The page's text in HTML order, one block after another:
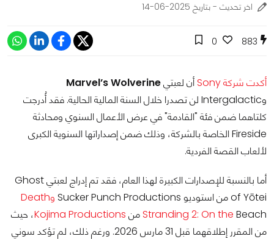
اخر تحديث - بتاريخ 2025-06-14
883
0
أكدت شركة Sony أن لعبتيMarvel’s Wolverine
وIntergalactic لن تصدرا خلال السنة المالية الحالية. فقد أُدرجت
كلتاهما ضمن فئة "القادمة" في عرض الأعمال السنوي ومحادثة
Fireside الخاصة بالشركة، وذلك ضمن إصداراتها السنوية الكبرى
لألعاب القصة الفردية.
أما بالنسبة للإصدارات الكبيرة لهذا العام، فقد تم إدراج لعبتي Ghost
of Yōtei من استوديو Sucker Punch Productions
وDeath
Stranding 2: On the Beach من Kojima Productions، حيث
من المقرر إطلاقهما قبل 31 مارس 2026. ورغم ذلك، لم تؤكد سوني